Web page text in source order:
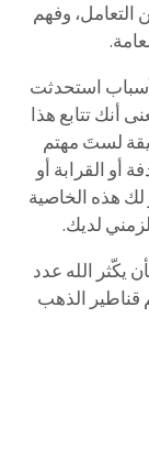
التعامل، وفهم
استحدثت
أنك تتابع هذا
لستَ مهتم
أو القرابة أو
لك هذه الخاصية
لديك.
يكّثر الله عدد
قناطير الذهب